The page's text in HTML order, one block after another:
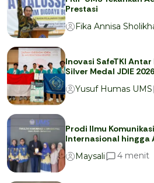
Prestasi
Fika Annisa
Inovasi SafeTKI Antar
Silver Medal JDIE
Yusuf Humas UMS
Prodi Ilmu
Internasional hingga
Maysali
4 menit